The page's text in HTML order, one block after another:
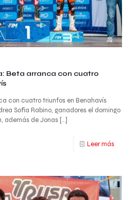
Beta arranca con cuatro
con cuatro triunfos en Benahavís
Sofia Rabino, ganadores el domingo
además de Jonas […]
Leer más